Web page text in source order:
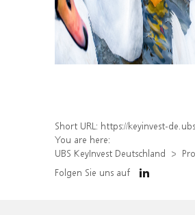
Short URL: https://keyinvest-de.ubs.com/produkt/detail/
You are here:
UBS KeyInvest Deutschland
Folgen Sie uns auf